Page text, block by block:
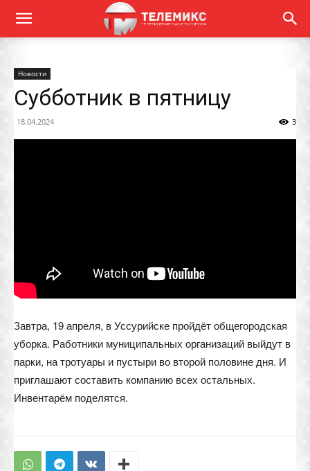
Новости
Субботник в пятницу
18.04.2024 3
Завтра, 19 апреля, в Уссурийске пройдёт общегородская
уборка. Работники муниципальных организаций выйдут в
парки, на тротуары и пустыри во второй половине дня. И
приглашают составить компанию всех остальных.
Инвентарём поделятся.